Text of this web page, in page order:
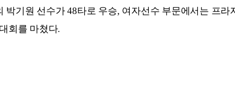
기원 선수가 48타로 우승, 여자선수 부문에서는 프
회를 마쳤다.